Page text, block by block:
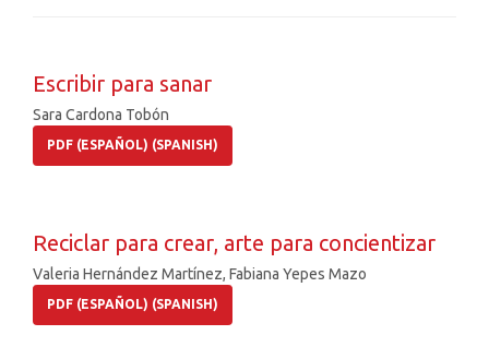
Escribir para sanar
Sara Cardona Tobón
PDF (ESPAÑOL) (SPANISH)
Reciclar para crear, arte para concientizar
Valeria Hernández Martínez, Fabiana Yepes Mazo
PDF (ESPAÑOL) (SPANISH)